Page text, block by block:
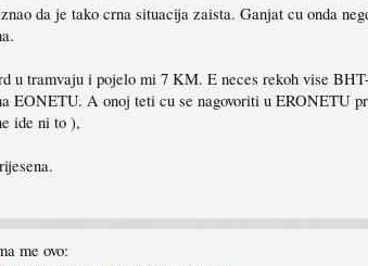
da je tako crna situacija zaista. Ganjat cu onda
u tramvaju i pojelo mi 7 KM. E neces rekoh vise
EONETU. A onoj teti cu se nagovoriti u ERONETU
ide ni to ),
me ovo: